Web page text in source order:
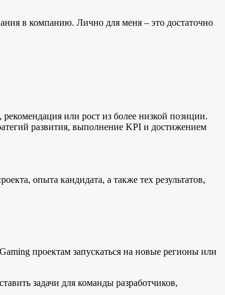
в компанию. Лично для меня – это достаточно
или рост из более низкой позиции.
развития, выполнение KPI и достижением
опыта кандидата, а также тех результатов,
проектам запускаться на новые регионы или
задачи для команды разработчиков,